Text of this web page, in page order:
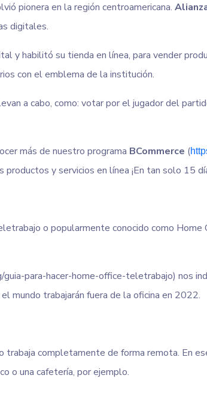
pionera en la región centroamericana.
digitales.
y habilitó su tienda en línea, para vender
con el emblema de la institución.
a cabo, como: votar por el jugador del
más de nuestro programa BCommerce (
y servicios en línea ¡En tan solo 15
o popularmente conocido como
para-hacer-home-office-teletrabajo) nos
mundo trabajarán fuera de la oficina en 2022.
trabaja completamente de forma remota. En
o una cafetería, por ejemplo.